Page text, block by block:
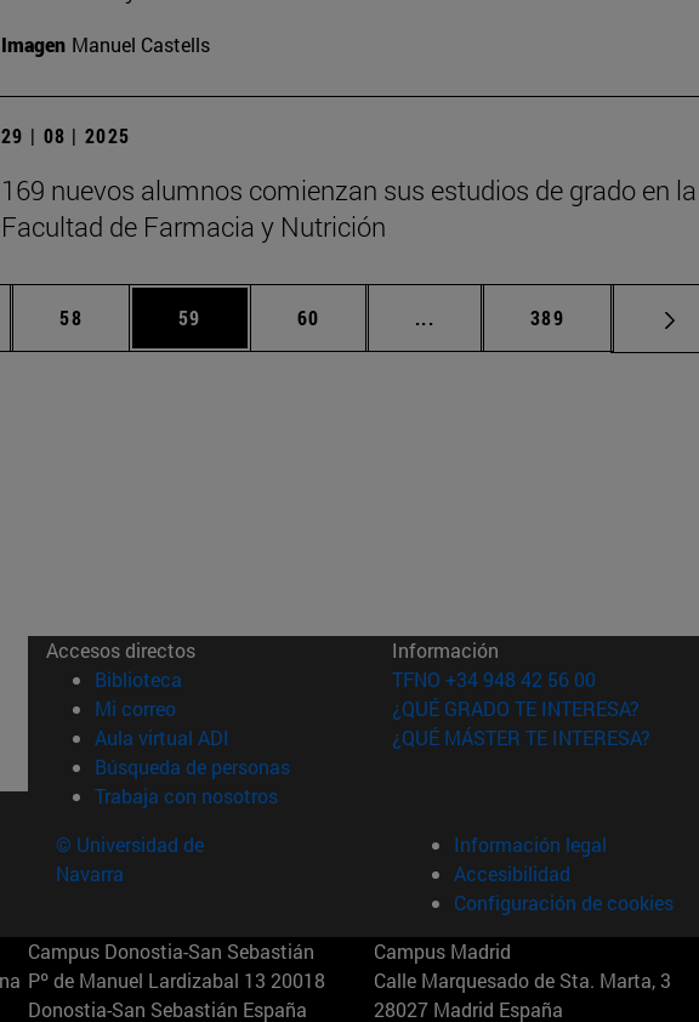
Imagen Manuel Castells
29 | 08 | 2025
169 nuevos alumnos comienzan sus estudios de grado en la
Facultad de Farmacia y Nutrición
intermedias Use TAB para desplazarse.
Página
58 Página
59 Página
60 ... Páginas intermedias Use
Página
389
Accesos directos
Biblioteca (abre en nueva ventana)
Mi correo(abre en nueva ventana)
Aula virtual ADI (abre en nueva ventana)
Búsqueda de personas(abre en nueva ventana)
Trabaja con nosotros(abre en nueva ventana)
Información
TFNO +34 948 42 56 00
¿QUÉ GRADO TE INTERESA?
¿QUÉ MÁSTER TE INTERESA?
© Universidad de
Navarra
Información legal
Accesibilidad
Configuración de cookies
Campus Donostia-San Sebastián
Pº de Manuel Lardizabal 13 20018
Donostia-San Sebastián España
Campus Madrid
Calle Marquesado de Sta. Marta, 3
28027 Madrid España